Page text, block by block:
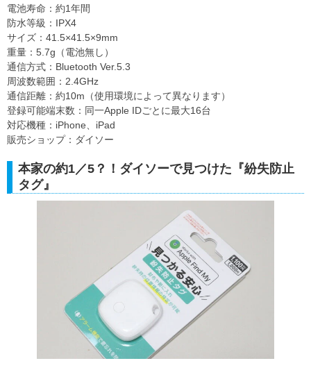
電池寿命：約1年間
防水等級：IPX4
サイズ：41.5×41.5×9mm
重量：5.7g（電池無し）
通信方式：Bluetooth Ver.5.3
周波数範囲：2.4GHz
通信距離：約10m（使用環境によって異なります）
登録可能端末数：同一Apple IDごとに最大16台
対応機種：iPhone、iPad
販売ショップ：ダイソー
本家の約1／5？！ダイソーで見つけた『紛失防止
タグ』